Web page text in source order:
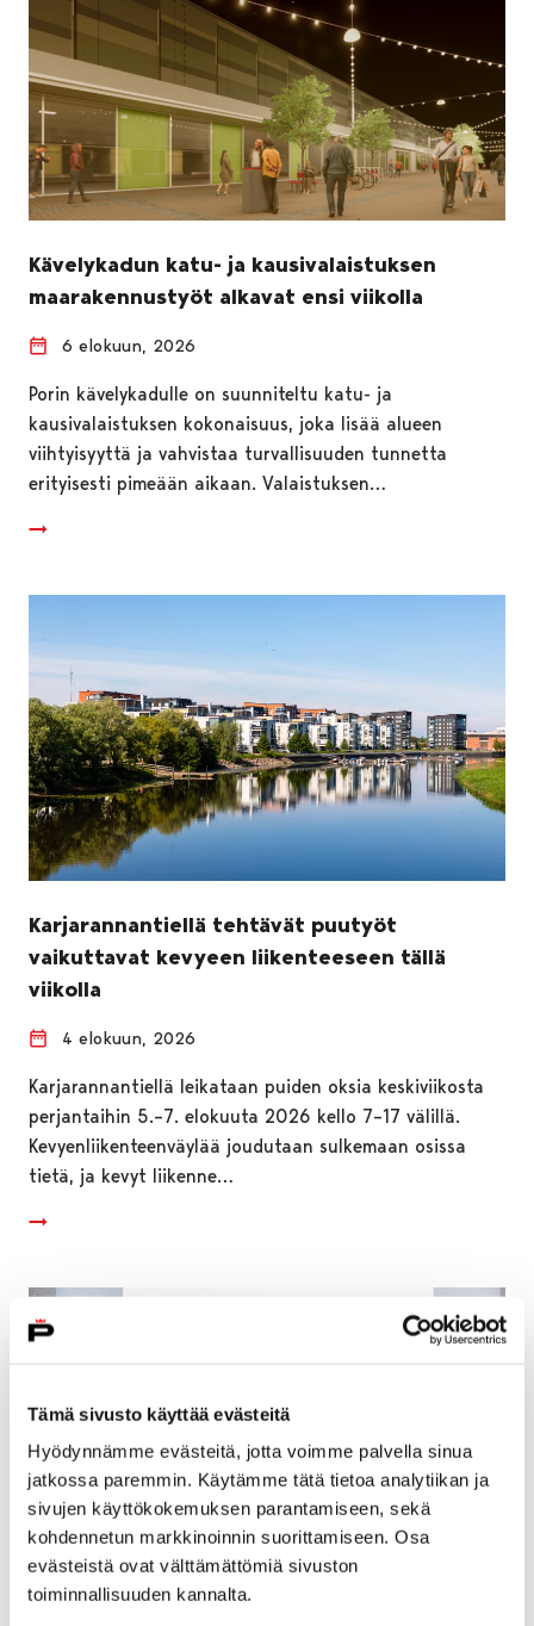
Tämä sivusto käyttää evästeitä
Hyödynnämme evästeitä, jotta voimme palvella sinua
jatkossa paremmin. Käytämme tätä tietoa analytiikan ja
sivujen käyttökokemuksen parantamiseen, sekä
kohdennetun markkinoinnin suorittamiseen. Osa
evästeistä ovat välttämättömiä sivuston
toiminnallisuuden kannalta.
Kävelykadun katu- ja kausivalaistuksen
maarakennustyöt alkavat ensi viikolla
6 elokuun, 2026
Porin kävelykadulle on suunniteltu katu- ja
kausivalaistuksen kokonaisuus, joka lisää alueen
viihtyisyyttä ja vahvistaa turvallisuuden tunnetta
erityisesti pimeään aikaan. Valaistuksen…
Karjarannantiellä tehtävät puutyöt
vaikuttavat kevyeen liikenteeseen tällä
viikolla
4 elokuun, 2026
Karjarannantiellä leikataan puiden oksia keskiviikosta
perjantaihin 5.–7. elokuuta 2026 kello 7–17 välillä.
Kevyenliikenteenväylää joudutaan sulkemaan osissa
tietä, ja kevyt liikenne…